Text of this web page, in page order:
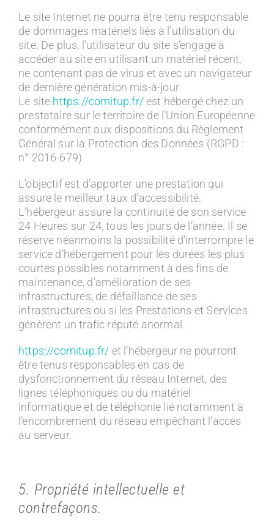
Le site Internet ne pourra être tenu responsable
de dommages matériels liés à l’utilisation du
site. De plus, l’utilisateur du site s’engage à
accéder au site en utilisant un matériel récent,
ne contenant pas de virus et avec un navigateur
de dernière génération mis-à-jour
Le site https://comitup.fr/est hébergé chez un
prestataire sur le territoire de l’Union Européenne
conformément aux dispositions du Règlement
Général sur la Protection des Données (RGPD :
n° 2016-679)
L’objectif est d’apporter une prestation qui
assure le meilleur taux d’accessibilité.
L’hébergeur assure la continuité de son service
24 Heures sur 24, tous les jours de l’année. Il se
réserve néanmoins la possibilité d’interrompre le
service d’hébergement pour les durées les plus
courtes possibles notamment à des fins de
maintenance, d’amélioration de ses
infrastructures, de défaillance de ses
infrastructures ou si les Prestations et Services
génèrent un trafic réputé anormal.
https://comitup.fr/ et l’hébergeur ne pourront
être tenus responsables en cas de
dysfonctionnement du réseau Internet, des
lignes téléphoniques ou du matériel
informatique et de téléphonie lié notamment à
l’encombrement du réseau empêchant l’accès
au serveur.
5. Propriété intellectuelle et
contrefaçons.